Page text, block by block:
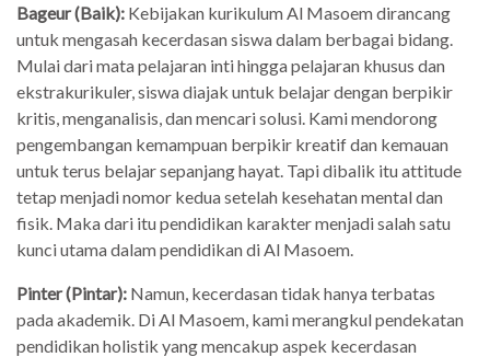
Bageur (Baik): Kebijakan kurikulum Al Masoem dirancang
untuk mengasah kecerdasan siswa dalam berbagai bidang.
Mulai dari mata pelajaran inti hingga pelajaran khusus dan
ekstrakurikuler, siswa diajak untuk belajar dengan berpikir
kritis, menganalisis, dan mencari solusi. Kami mendorong
pengembangan kemampuan berpikir kreatif dan kemauan
untuk terus belajar sepanjang hayat. Tapi dibalik itu attitude
tetap menjadi nomor kedua setelah kesehatan mental dan
fisik. Maka dari itu pendidikan karakter menjadi salah satu
kunci utama dalam pendidikan di Al Masoem.
Pinter (Pintar): Namun, kecerdasan tidak hanya terbatas
pada akademik. Di Al Masoem, kami merangkul pendekatan
pendidikan holistik yang mencakup aspek kecerdasan